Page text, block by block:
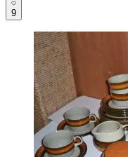
9